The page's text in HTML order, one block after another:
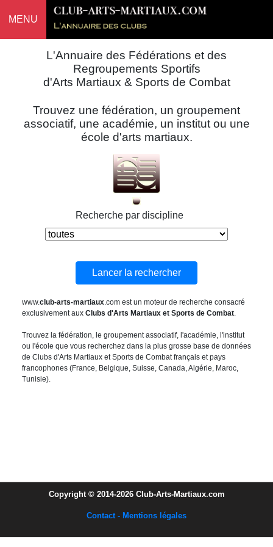
MENU
L'Annuaire des Fédérations et des
Regroupements Sportifs
d'Arts Martiaux & Sports de Combat
Trouvez une fédération, un groupement
associatif, une académie, un institut ou une
école d'arts martiaux.
Recherche par discipline
www.club-arts-martiaux.com est un moteur de recherche consacré
exclusivement aux Clubs d'Arts Martiaux et Sports de Combat.
Trouvez la fédération, le groupement associatif, l'académie, l'institut
ou l'école que vous recherchez dans la plus grosse base de données
de Clubs d'Arts Martiaux et Sports de Combat français et pays
francophones (France, Belgique, Suisse, Canada, Algérie, Maroc,
Tunisie).
Copyright © 2014-2026 Club-Arts-Martiaux.com
Contact - Mentions légales